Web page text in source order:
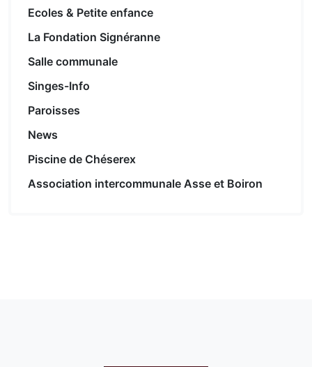
Ecoles & Petite enfance
La Fondation Signéranne
Salle communale
Singes-Info
Paroisses
News
Piscine de Chéserex
Association intercommunale Asse et Boiron